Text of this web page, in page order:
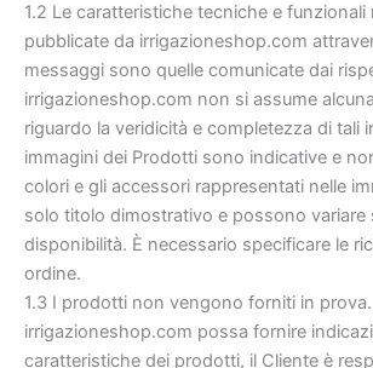
1.2 Le caratteristiche tecniche e
pubblicate da irrigazioneshop.com
messaggi sono quelle comunicate dai
irrigazioneshop.com non si assume
riguardo la veridicità e completezza di tali
immagini dei Prodotti sono indicative e
colori e gli accessori rappresentati nelle
solo titolo dimostrativo e possono variare
disponibilità. È necessario specificare le
ordine.
1.3 I prodotti non vengono forniti in
irrigazioneshop.com possa fornire
caratteristiche dei prodotti, il Cliente è